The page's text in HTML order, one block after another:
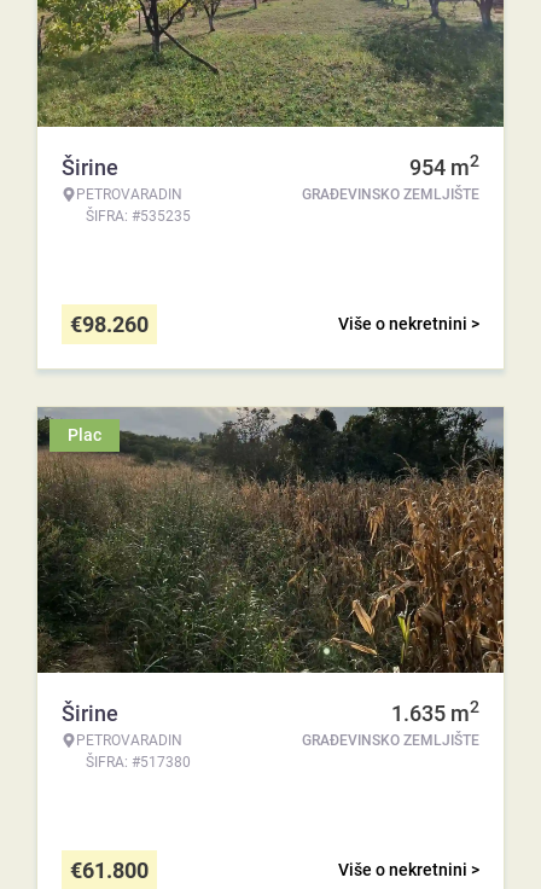
Širine
PETROVARADIN
ŠIFRA: #535235
954 m2
GRAĐEVINSKO ZEMLJIŠTE
Više o nekretnini >
€98.260
Plac
Širine
PETROVARADIN
ŠIFRA: #517380
1.635 m2
GRAĐEVINSKO ZEMLJIŠTE
Više o nekretnini >
€61.800